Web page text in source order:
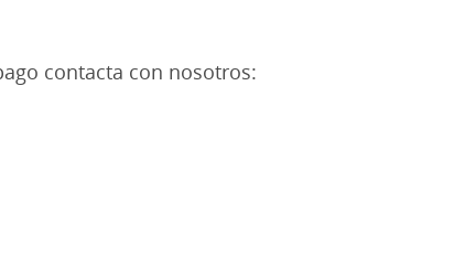
contacta con nosotros: